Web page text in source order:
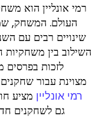
רמי אונליין הוא
העולם. המשחק,
שינויים רבים עם
השילוב בין
לזכות בפרסים
מצוינת עבור
רמי אונליין מציע
גם לשחקנים